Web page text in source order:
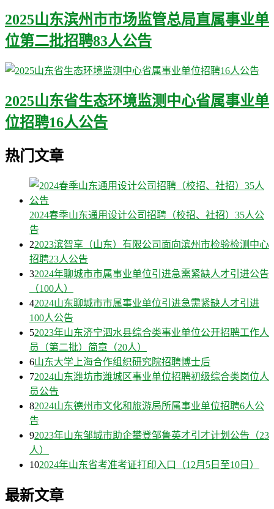
2025山东滨州市市场监管总局直属事业单
位第二批招聘83人公告
2025山东省生态环境监测中心省属事业单
位招聘16人公告
热门文章
2024春季山东通用设计公司招聘（校招、社招）35人公
告
22023滨智享（山东）有限公司面向滨州市检验检测中心
招聘23人公告
32024年聊城市市属事业单位引进急需紧缺人才引进公告
（100人）
42024山东聊城市市属事业单位引进急需紧缺人才引进
100人公告
52023年山东济宁泗水县综合类事业单位公开招聘工作人
员（第二批）简章（20人）
6山东大学上海合作组织研究院招聘博士后
72024山东潍坊市潍城区事业单位招聘初级综合类岗位人
员公告
82024山东德州市文化和旅游局所属事业单位招聘6人公
告
92023年山东邹城市助企攀登邹鲁英才引才计划公告（23
人）
102024年山东省考准考证打印入口（12月5日至10日）
最新文章